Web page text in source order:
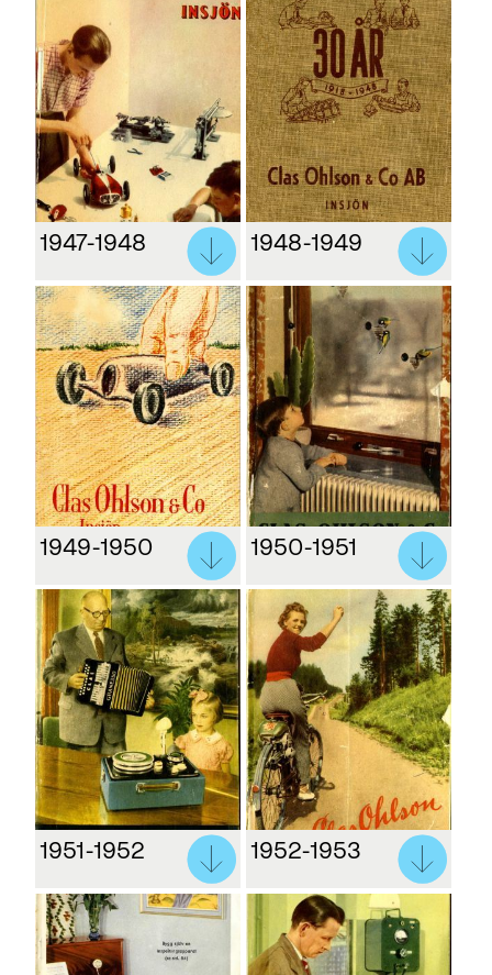
1947-1948 1948-1949
1949-1950 1950-1951
1951-1952 1952-1953